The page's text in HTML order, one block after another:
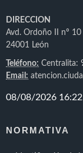
DIRECCION
Avd. Ordoño II nº 10
24001 León
Teléfono: Centralita:
Email:
NORMATIVA